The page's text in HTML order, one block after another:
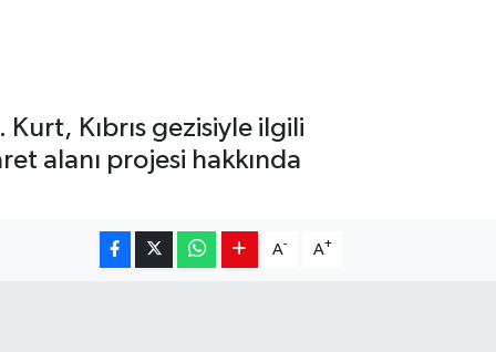
Kıbrıs gezisiyle ilgili
alanı projesi hakkında
A- A+